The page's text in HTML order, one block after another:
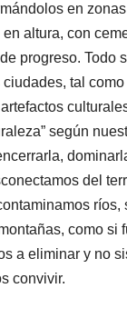
en
altura, con
progreso. Todo
tal
según
del
ríos,
como si
a eliminar y no
convivir.